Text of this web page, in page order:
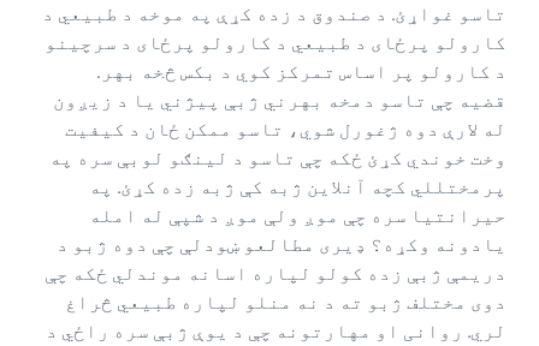
تاسو غواړئ. د صندوق د زده کړې په موخه د طبیعي د
کارولو پرځای د طبیعي د کارولو پرځای د سرچینو
د کارولو پر اساس تمرکز کوي د بکس څخه بهر.
قضیه چې تاسو دمخه بهرني ژبې پیژني یا د زیږون
له لارې دوه ژغورل شوي، تاسو ممکن ځان د کیفیت
وخت خوندي کړئ ځکه چې تاسو د لینګو لوبې سره په
پرمختللي کچه آنلاین ژبه کې ژبه زده کړئ. په
حیرانتیا سره چې موږ ولې موږ د شپې له امله
یادونه وکړه؟ ډیری مطالعو ښودلې چې دوه ژبو د
دریمې ژبې زده کولو لپاره اسانه موندلي ځکه چې
دوی مختلف ژبو ته د نه منلو لپاره طبیعي څراغ
لري. روانی او مهارتونه چې د یوې ژبې سره راځي د